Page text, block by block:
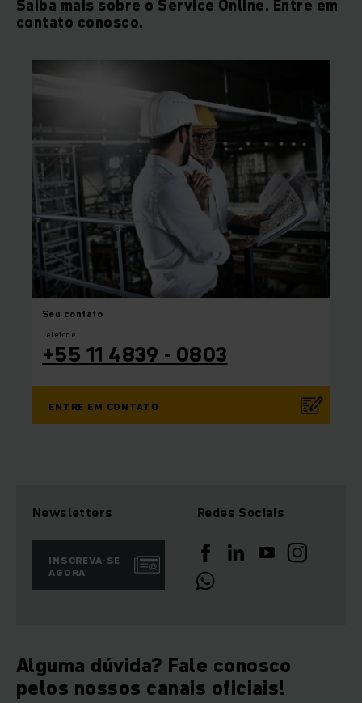
Saiba mais sobre o Service Online. Entre em
contato conosco.
Seu contato
Telefone
+55 11 4839 - 0803
ENTRE EM CONTATO
Newsletters
INSCREVA-SE
AGORA
Redes Sociais
Alguma dúvida? Fale conosco
pelos nossos canais oficiais!